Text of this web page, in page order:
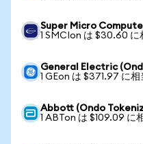
Super Micro
1 SMCIon は $30.60 に
General Electric
1 GEon は $371.97 に相
Abbott (Ondo
1 ABTon は $109.09 に